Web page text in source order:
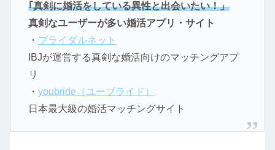
｢真剣に婚活をしている異性と出会いたい！」
真剣なユーザーが多い婚活アプリ・サイト
・ ブライダルネット
IBJが運営する真剣な婚活向けのマッチングアプ
リ
・ youbride（ユーブライド）
日本最大級の婚活マッチングサイト